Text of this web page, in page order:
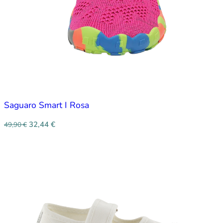
Saguaro Smart I Rosa
49,90€ 32,44 €